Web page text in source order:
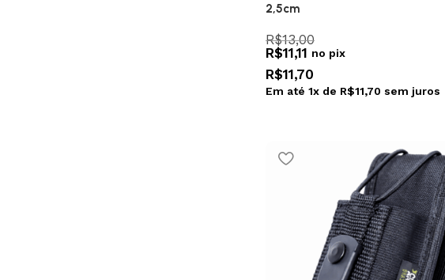
2,5cm
R$13,00
R$11,11 no pix
R$11,70
Em até 1x de R$11,70 sem juros